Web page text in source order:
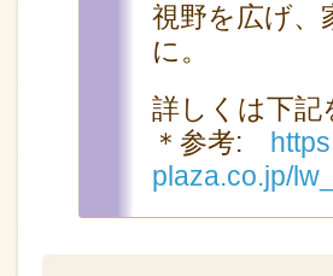
視野を広げ、
に。
詳しくは下記
＊参考:
plaza.co.jp/